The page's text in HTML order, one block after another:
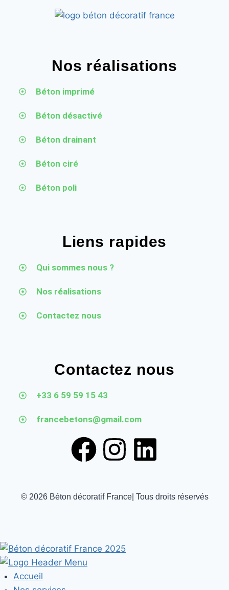
Nos réalisations
Béton imprimé
Béton désactivé
Béton drainant
Béton ciré
Béton poli
Liens rapides
Qui sommes nous ?
Nos réalisations
Contactez nous
Contactez nous
+33 6 59 59 15 43
francebetons@gmail.com
© 2026 Béton décoratif France| Tous droits réservés
Accueil